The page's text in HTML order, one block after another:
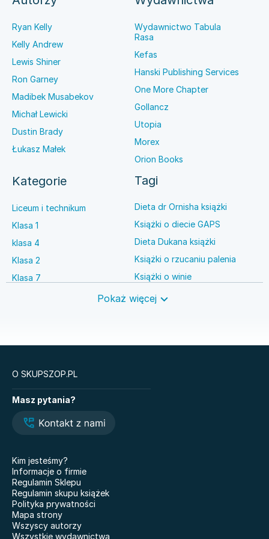
Ryan Kelly
Kelly Andrew
Lewis Shiner
Ron Garney
Madibek Musabekov
Michał Lewicki
Dustin Brady
Łukasz Małek
Wydawnictwo Tabula
Rasa
Kefas
Hanski Publishing Services
One More Chapter
Gollancz
Utopia
Morex
Orion Books
Kategorie
Liceum i technikum
Klasa 1
klasa 4
Klasa 2
Klasa 7
Tagi
Dieta dr Ornisha książki
Książki o diecie GAPS
Dieta Dukana książki
Książki o rzucaniu palenia
Książki o winie
Książki o anestezjologii
Książki
Matematyka. Podręcznik.
Klasa 1. Zakres
podstawowy. Liceum i
Zanim wystygnie kawa
Psychologia tłumu
Hunting Adeline
The Love Hypothesis
Co wyszeptał nam deszcz
Pokaż więcej
O SKUPSZOP.PL
Masz pytania?
Kim jesteśmy?
Informacje o firmie
Regulamin Sklepu
Regulamin skupu książek
Polityka prywatności
Mapa strony
Wszyscy autorzy
Wszystkie wydawnictwa